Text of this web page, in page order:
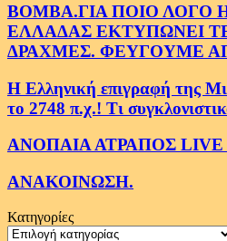
ΒΟΜΒΑ.ΓΙΑ ΠΟΙΟ ΛΟΓΟ
ΕΛΛΑΔΑΣ ΕΚΤΥΠΩΝΕΙ
ΔΡΑΧΜΕΣ. ΦΕΥΓΟΥΜΕ
Η Ελληνική επιγραφή της
το 2748 π.χ.! Τι
ΑΝΟΠΑΙΑ ΑΤΡΑΠΟΣ LIVE
ΑΝΑΚΟΙΝΩΣΗ.
Κατηγορίες
Κατηγορίες